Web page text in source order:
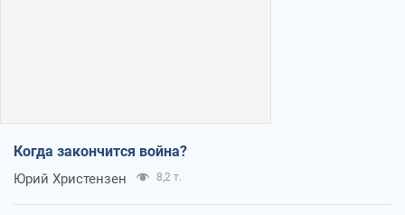
Когда закончится война?
Юрий Христензен 8,2 т.